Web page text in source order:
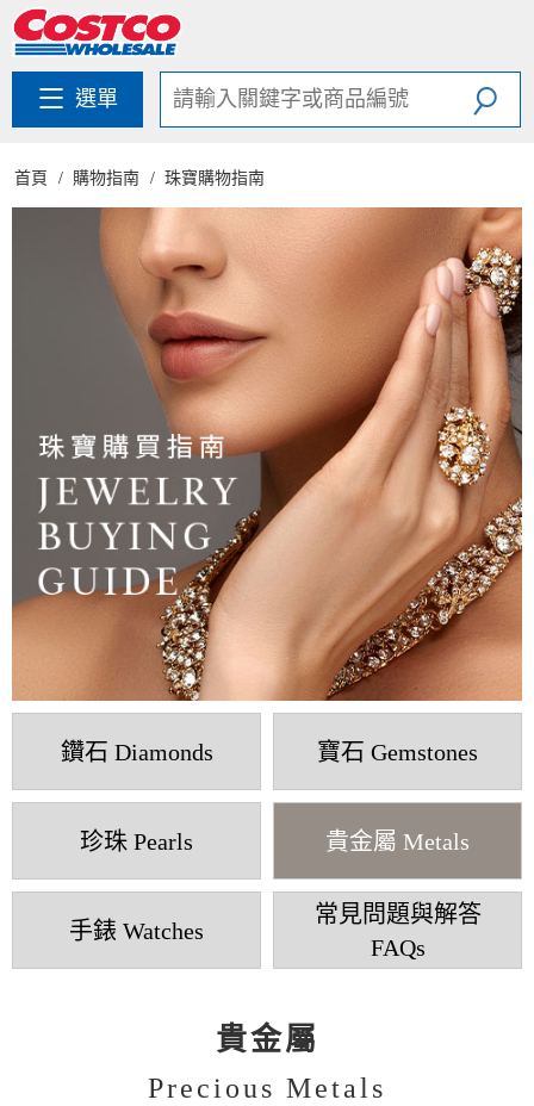
至
內
至
導
單
選單
首頁 購物指南 珠寶購物指南
鑽石 Diamonds 寶石 Gemstones
珍珠 Pearls 貴金屬 Metals
手錶 Watches
常見問題與解答
FAQs
貴金屬
Precious Metals